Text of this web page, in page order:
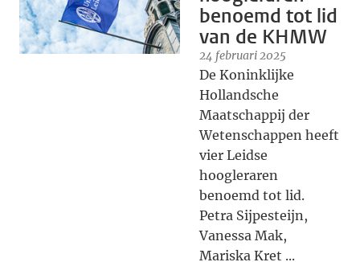
benoemd tot lid
van de KHMW
24 februari 2025
De Koninklijke
Hollandsche
Maatschappij der
Wetenschappen heeft
vier Leidse
hoogleraren
benoemd tot lid.
Petra Sijpesteijn,
Vanessa Mak,
Mariska Kret ...